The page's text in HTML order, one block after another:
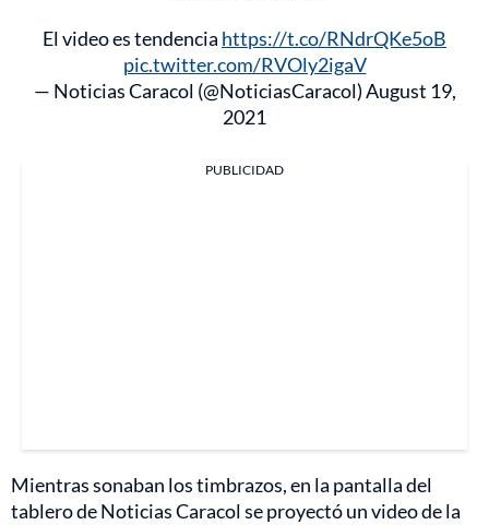
El video es tendencia https://t.co/RNdrQKe5oB
pic.twitter.com/RVOly2igaV
— Noticias Caracol (@NoticiasCaracol)August 19,
2021
PUBLICIDAD
Mientras sonaban los timbrazos, en la pantalla del
tablero de Noticias Caracol se proyectó un video de la